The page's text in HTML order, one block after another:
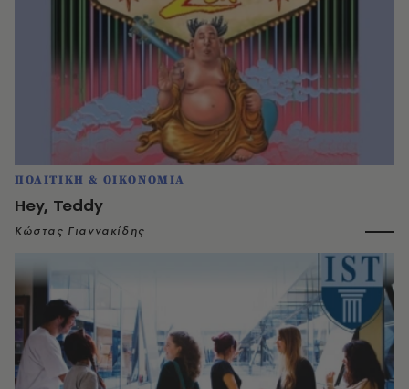
ΠΟΛΙΤΙΚΗ & ΟΙΚΟΝΟΜΙΑ
Hey, Teddy
Κώστας Γιαννακίδης